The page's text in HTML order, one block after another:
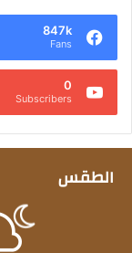
847k
Fans
0
Subscribers
الطقس